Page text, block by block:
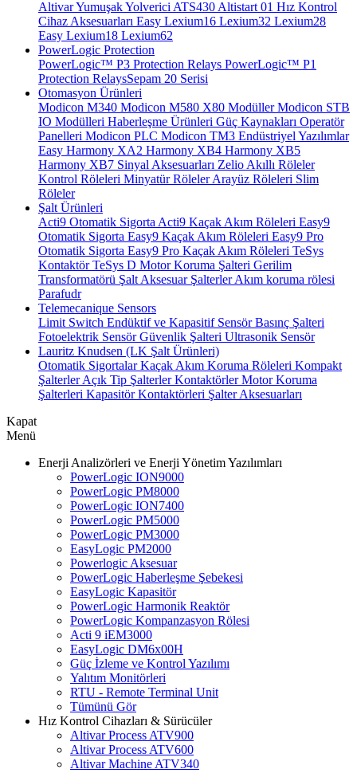
Altivar Yumuşak Yolverici ATS430 Altistart 01 Hız Kontrol
Cihaz Aksesuarları Easy Lexium16 Lexium32 Lexium28
Easy Lexium18 Lexium62
PowerLogic Protection
PowerLogic™ P3 Protection Relays PowerLogic™ P1
Protection Relays​Sepam 20 Serisi
Otomasyon Ürünleri
Modicon M340 Modicon M580 X80 ModüllerModicon STB
IO Modülleri Haberleşme Ürünleri Güç Kaynakları Operatör
Panelleri Modicon PLC Modicon TM3 Endüstriyel Yazılımlar
Easy Harmony XA2 Harmony XB4 Harmony XB5
Harmony XB7 Sinyal Aksesuarları Zelio Akıllı Röleler
Kontrol Röleleri Minyatür RölelerArayüz Röleleri Slim
Röleler
Şalt Ürünleri
Acti9 Otomatik Sigorta Acti9 Kaçak Akım Röleleri Easy9
Otomatik Sigorta Easy9 Kaçak Akım Röleleri Easy9 Pro
Otomatik Sigorta Easy9 Pro Kaçak Akım Röleleri TeSys
KontaktörTeSys D Motor Koruma Şalteri Gerilim
Transformatörü Şalt Aksesuar ŞalterlerAkım koruma rölesi
Parafudr
Telemecanique Sensors
Limit Switch Endüktif ve Kapasitif SensörBasınç Şalteri
Fotoelektrik SensörGüvenlik Şalteri Ultrasonik Sensör
Lauritz Knudsen (LK Şalt Ürünleri)
Otomatik SigortalarKaçak Akım Koruma Röleleri Kompakt
ŞalterlerAçık Tip ŞalterlerKontaktörlerMotor Koruma
Şalterleri Kapasitör Kontaktörleri Şalter Aksesuarları
Kapat
Menü
Enerji Analizörleri ve Enerji Yönetim Yazılımları
PowerLogic ION9000
PowerLogic PM8000
PowerLogic ION7400
PowerLogic PM5000
PowerLogic PM3000
EasyLogic PM2000
Powerlogic Aksesuar
PowerLogic Haberleşme Şebekesi
EasyLogic Kapasitör
PowerLogic Harmonik Reaktör
PowerLogic Kompanzasyon Rölesi
Acti 9 iEM3000
EasyLogic DM6x00H
Güç İzleme ve Kontrol Yazılımı
Yalıtım Monitörleri
RTU - Remote Terminal Unit
Tümünü Gör
Hız Kontrol Cihazları & Sürücüler
Altivar Process ATV900
Altivar Process ATV600
Altivar Machine ATV340